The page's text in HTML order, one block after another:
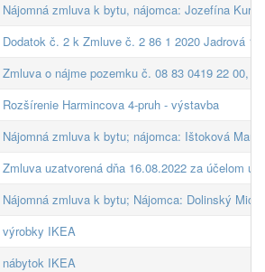
Nájomná zmluva k bytu, nájomca: Jozefína
Dodatok č. 2 k Zmluve č. 2 86 1 2020 Jadrová 1
Zmluva o nájme pozemku č. 08 83 0419 22 00,
Rozšírenie Harmincova 4-pruh - výstavba
Nájomná zmluva k bytu; nájomca: Ištoková
Zmluva uzatvorená dňa 16.08.2022 za účelom
Nájomná zmluva k bytu; Nájomca: Dolinský
výrobky IKEA
nábytok IKEA